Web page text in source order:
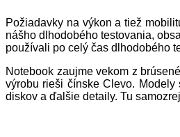
Požiadavky na výkon a tiež
nášho dlhodobého testovania,
používali po celý čas dlhodobého
Notebook zaujme vekom z
výrobu rieši čínske Clevo.
diskov a ďalšie detaily. Tu